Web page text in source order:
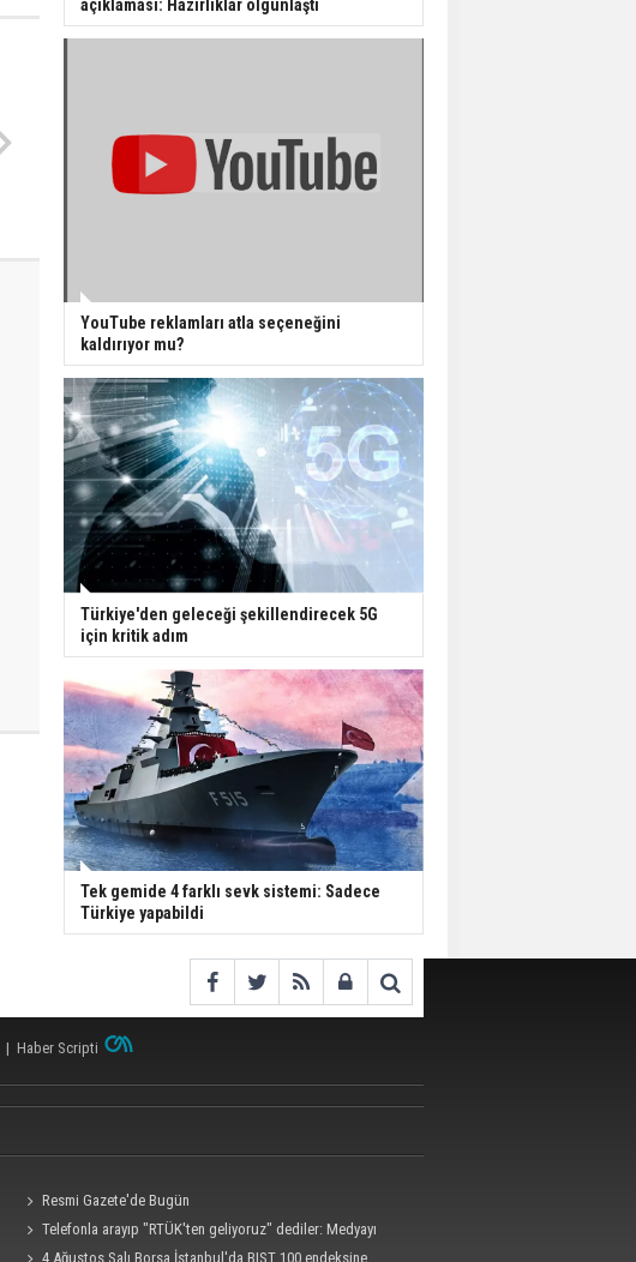
Vahşetin pençesinde 2
salgın vaka tespit edildi
açıklaması: Hazırlıklar olgunlaştı
YouTube reklamları atla seçeneğini
kaldırıyor mu?
Türkiye'den geleceği şekillendirecek 5G
için kritik adım
Tek gemide 4 farklı sevk sistemi: Sadece
Türkiye yapabildi
| Haber Scripti
Resmi Gazete'de Bugün
Telefonla arayıp "RTÜK'ten geliyoruz" dediler: Medyayı
hedef alan akılalmaz tuzak ifşa oldu
4 Ağustos Salı Borsa İstanbul'da BIST 100 endeksine